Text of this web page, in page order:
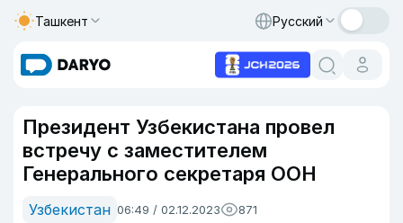
Ташкент Русский
Президент Узбекистана провел
встречу с заместителем
Генерального секретаря ООН
Узбекистан 06:49 / 02.12.2023 871